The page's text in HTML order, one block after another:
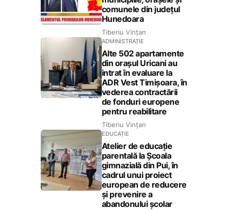
comunele din județul
Hunedoara
Tiberiu Vințan
ADMINISTRAȚIE
Alte 502 apartamente
din orașul Uricani au
intrat în evaluare la
ADR Vest Timișoara, în
vederea contractării
de fonduri europene
pentru reabilitare
Tiberiu Vințan
EDUCAȚIE
Atelier de educație
parentală la Școala
gimnazială din Pui, în
cadrul unui proiect
european de reducere
și prevenire a
abandonului școlar